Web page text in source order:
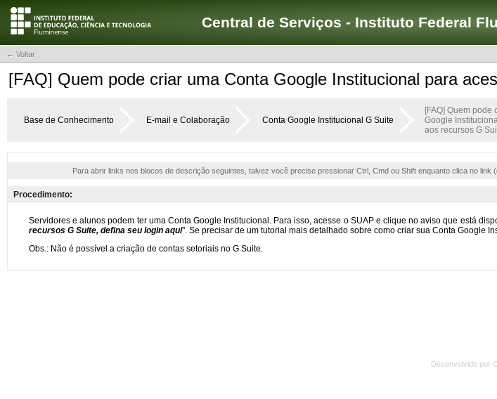
Central de Serviços - Instituto Federal
← Voltar
[FAQ] Quem pode criar uma Conta Google Institucional para
Base de Conhecimento E-mail e Colaboração Conta Google Institucional G Suite
[FAQ] Quem pode
Google
aos recursos G
Para abrir links nos blocos de descrição seguintes, talvez você precise pressionar Ctrl, Cmd ou Shift enquanto clica no link
Procedimento:
Desenvolvido por